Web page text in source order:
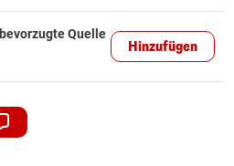
bevorzugte Quelle
Hinzufügen